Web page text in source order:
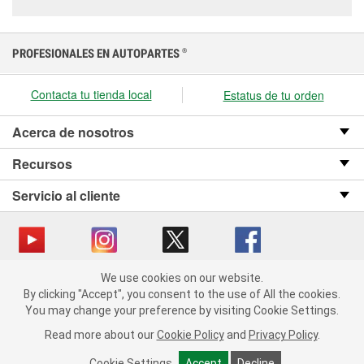
We use cookies on our website. By clicking "Accept", you consent
to the use of All the cookies.
You may change your preference by visiting Cookie Settings.
Read more about our Cookie Policy and Privacy Policy.
PROFESIONALES EN AUTOPARTES ®
Contacta tu tienda local Estatus de tu orden
Acerca de nosotros
Recursos
Servicio al cliente
Copyright © 2008-2026 O’Reilly Auto Parts v OST_3.2.0.0.729 (3) cv1361
catalog_main
Política de privacidad
Ley de transparencia en las cadenas de suministro
de California
We use cookies on our website.
By clicking "Accept", you consent to the use of All the cookies.
You may change your preference by visiting Cookie Settings.
Read more about our Cookie Policy and Privacy Policy.